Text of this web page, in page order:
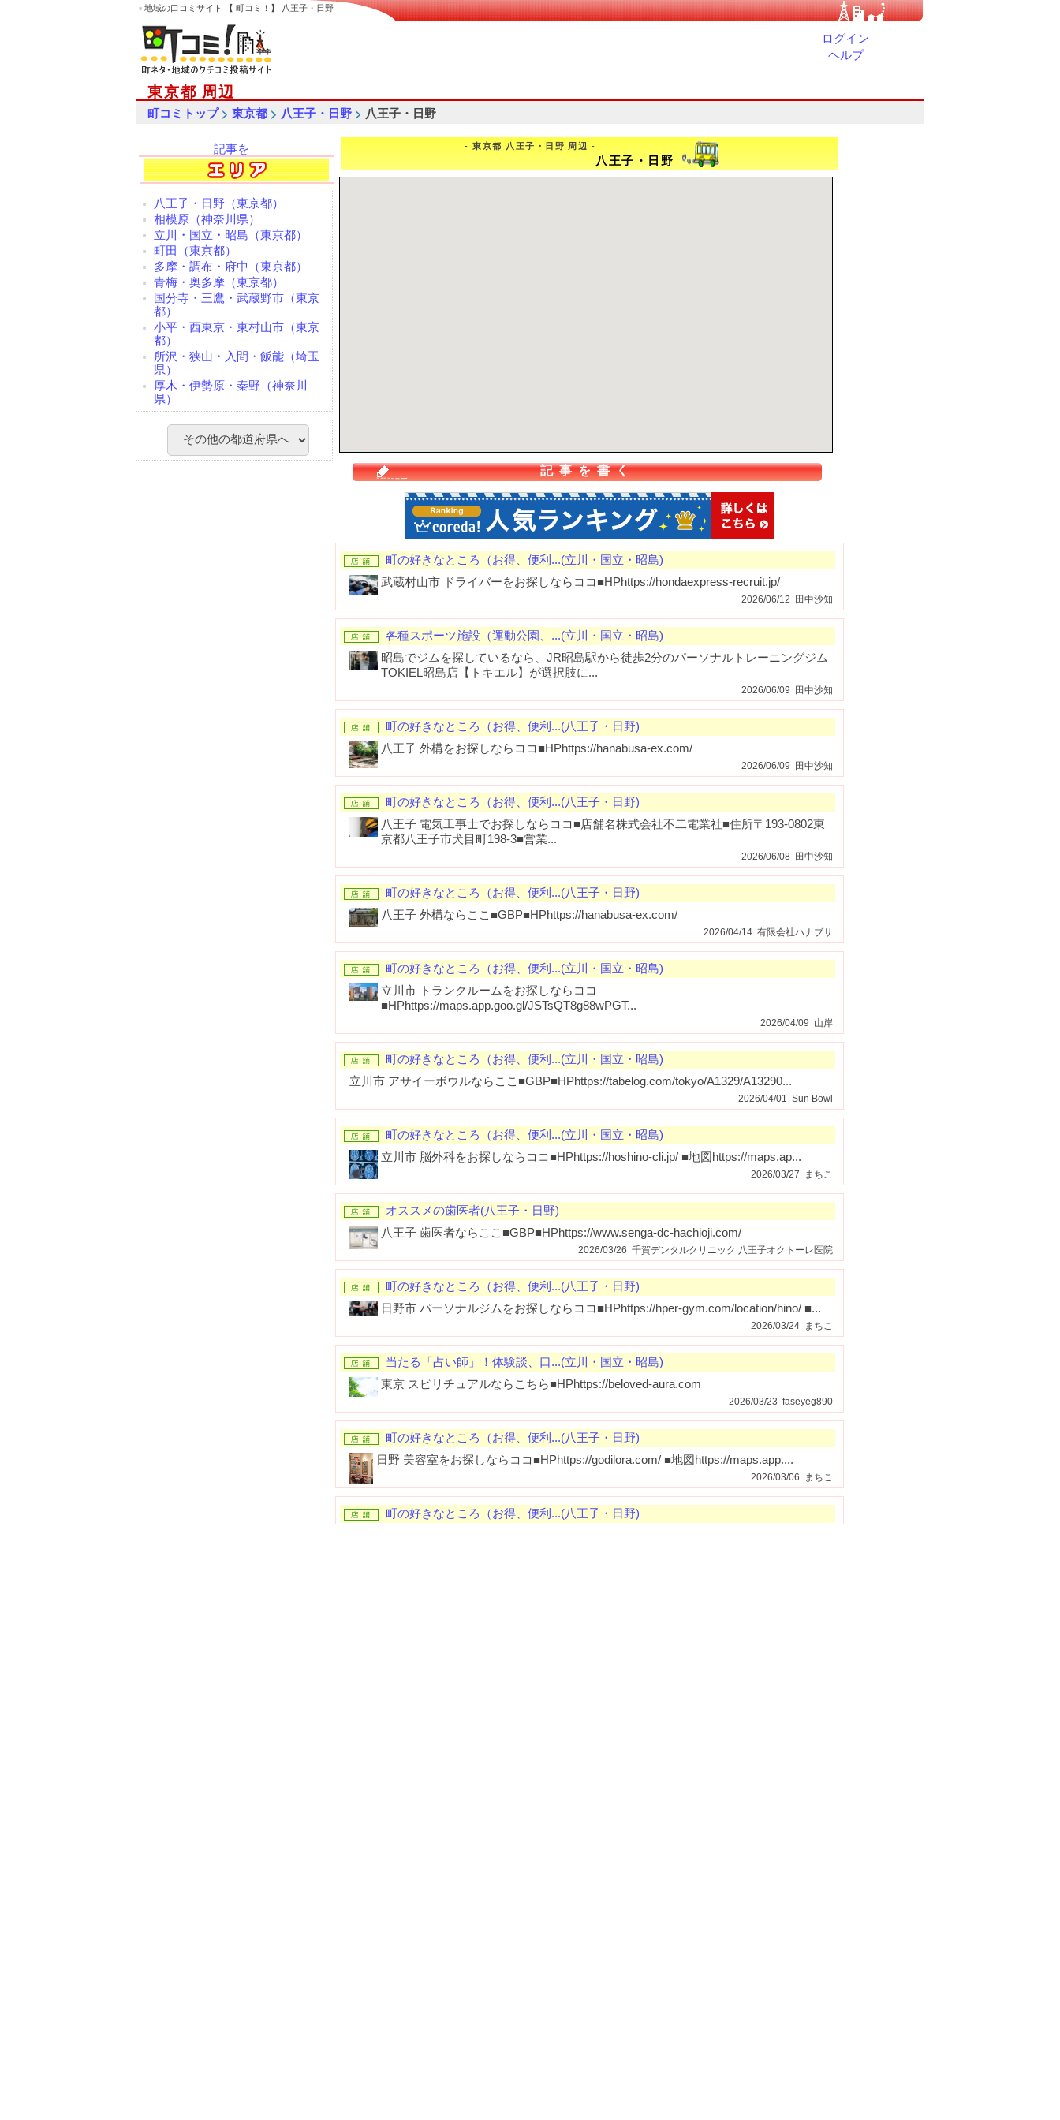
地域の口コミサイト 【 町コミ！】 八王子・日野
ログイン
ヘルプ
東京都 周辺
町コミトップ> 東京都 > 八王子・日野 > 八王子・日野
記事を
検索
八王子・日野（東京都）
相模原（神奈川県）
立川・国立・昭島（東京都）
町田（東京都）
多摩・調布・府中（東京都）
青梅・奥多摩（東京都）
国分寺・三鷹・武蔵野市（東京
都）
小平・西東京・東村山市（東京
都）
所沢・狭山・入間・飯能（埼玉
県）
厚木・伊勢原・秦野（神奈川
県）
- 東京都 八王子・日野 周辺 -
八王子・日野
記事を書く
町の好きなところ（お得、便利...(立川・国立・昭島)
武蔵村山市 ドライバーをお探しならココ■HPhttps://hondaexpress-recruit.jp/
2026/06/12 田中沙知
各種スポーツ施設（運動公園、...(立川・国立・昭島)
昭島でジムを探しているなら、JR昭島駅から徒歩2分のパーソナルトレーニングジム
TOKIEL昭島店【トキエル】が選択肢に...
2026/06/09 田中沙知
町の好きなところ（お得、便利...(八王子・日野)
八王子 外構をお探しならココ■HPhttps://hanabusa-ex.com/
2026/06/09 田中沙知
町の好きなところ（お得、便利...(八王子・日野)
八王子 電気工事士でお探しならココ■店舗名株式会社不二電業社■住所〒193-0802東
京都八王子市犬目町198-3■営業...
2026/06/08 田中沙知
町の好きなところ（お得、便利...(八王子・日野)
八王子 外構ならここ■GBP■HPhttps://hanabusa-ex.com/
2026/04/14 有限会社ハナブサ
町の好きなところ（お得、便利...(立川・国立・昭島)
立川市 トランクルームをお探しならココ
■HPhttps://maps.app.goo.gl/JSTsQT8g88wPGT...
2026/04/09 山岸
町の好きなところ（お得、便利...(立川・国立・昭島)
立川市 アサイーボウルならここ■GBP■HPhttps://tabelog.com/tokyo/A1329/A13290...
2026/04/01 Sun Bowl
町の好きなところ（お得、便利...(立川・国立・昭島)
立川市 脳外科をお探しならココ■HPhttps://hoshino-cli.jp/ ■地図https://maps.ap...
2026/03/27 まちこ
オススメの歯医者(八王子・日野)
八王子 歯医者ならここ■GBP■HPhttps://www.senga-dc-hachioji.com/
2026/03/26 千賀デンタルクリニック 八王子オクトーレ医院
町の好きなところ（お得、便利...(八王子・日野)
日野市 パーソナルジムをお探しならココ■HPhttps://hper-gym.com/location/hino/ ■...
2026/03/24 まちこ
当たる「占い師」！体験談、口...(立川・国立・昭島)
東京 スピリチュアルならこちら■HPhttps://beloved-aura.com
2026/03/23 faseyeg890
町の好きなところ（お得、便利...(八王子・日野)
日野 美容室をお探しならココ■HPhttps://godilora.com/ ■地図https://maps.app....
2026/03/06 まちこ
町の好きなところ（お得、便利...(八王子・日野)